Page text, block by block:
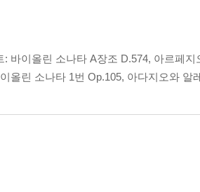
: 바이올린 소나타 A장조 D.574, 아르페지
올린 소나타 1번 Op.105, 아다지오와 알